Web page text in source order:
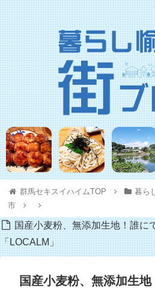
群馬セキスイハイムTOP 暮ら
市
国産小麦粉、無添加生地！誰に
「LOCALM」
国産小麦粉、無添加生